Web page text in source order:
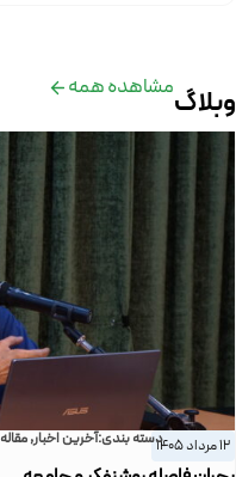
وبلاگمشاهده همه
12 مرداد 1405 دسته بندی:آخرین اخبار,مقاله